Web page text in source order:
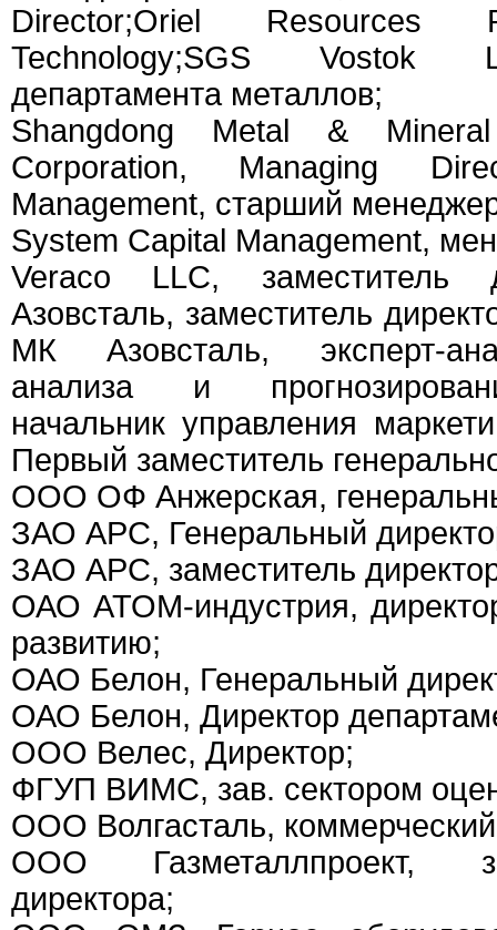
Director;Oriel
Technology;SGS Vostok
департамента металлов;
Shangdong Metal &
Corporation, Managing
Management, старший
System Capital Management,
Veraco LLC, заместитель
Азовсталь, заместитель
МК Азовсталь, эксперт-
анализа и
начальник управления
Первый заместитель
ООО ОФ Анжерская,
ЗАО АРС, Генеральный
ЗАО АРС, заместитель
ОАО АТОМ-индустрия,
развитию;
ОАО Белон, Генеральный
ОАО Белон, Директор
ООО Велес, Директор;
ФГУП ВИМС, зав. сектором
ООО Волгасталь,
ООО Газметаллпроект,
директора;